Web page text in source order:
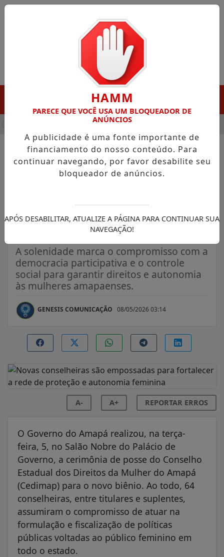
DESTAQUE EM PORTO GRANDE COM ATUAÇÃO VOLTADA
NOTÍCIAS/NOTÍCIAS LOCAL
Novas conselheiras são
rede de proteção e autonomia
A solenidade marca o compromisso com a
democracia participativa e o controle
social para garantir direitos e autonomia
às mulheres amapaenses.
GENESIS COMUNICAÇÃO 08/05/2026 03:14
A- A+ REPORTAR ERROS
O Governo do Amapá realizou, na terça-
feira, 5, no Salão Nobre do Palácio de
Governo, a cerimônia de posse do Conselho
Estadual dos Direitos da Mulher do Amapá
(Cedimap) para o novo biênio. Ao todo, 64
conselheiras, entre titulares e suplentes,
assumiram o compromisso de atuar na
formulação e fiscalização de políticas
públicas voltadas ao público feminino em
todo o estado.
HAMM
PARECE QUE VOCÊ USA UM BLOQUEADOR DE
ANÚNCIOS
A publicidade é uma fonte importante de
financiamento do nosso conteúdo. Para
continuar navegando, por favor desabilite seu
bloqueador de anúncios.
APÓS DESABILITAR, ATUALIZE A PÁGINA PARA CONTINUAR SUA
NAVEGAÇÃO!